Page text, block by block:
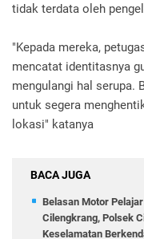
tidak terdata oleh
"Kepada mereka,
mencatat identitasnya
mengulangi hal serupa.
untuk segera
lokasi" katanya
BACA JUGA
Belasan Motor
Cilengkrang, Polsek
Keselamatan